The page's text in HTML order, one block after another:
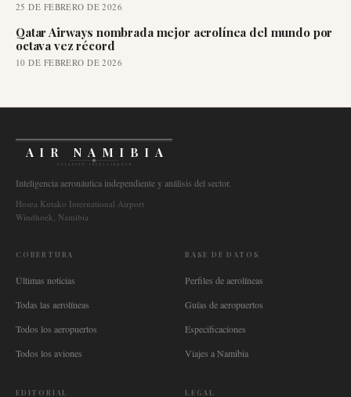
25 DE FEBRERO DE 2026
Qatar Airways nombrada mejor aerolínea del mundo por
octava vez récord
10 DE FEBRERO DE 2026
AIR NAMIBIA
AVIATION INTELLIGENCE
Inteligencia aeronáutica independiente y análisis del sector.
Hosea Kutako International Airport
Windhoek, Namibia
COBERTURA
Últimas noticias
Todas las aerolíneas
Todos los aeropuertos
Todos los aviones
BASE DE DATOS
Perfiles de aerolíneas
Guías de aeropuertos
Especificaciones
Viajes a Namibia
EDITORIAL LEGAL